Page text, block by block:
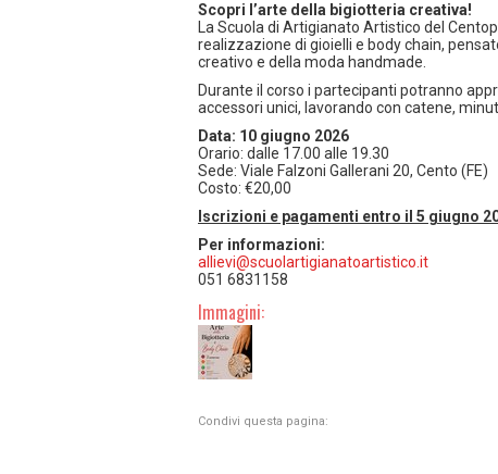
Scopri l’arte della bigiotteria creativa!
La Scuola di Artigianato Artistico del
realizzazione di gioielli e body chain,
creativo e della moda handmade.
Durante il corso i partecipanti potranno
accessori unici, lavorando con catene,
Data: 10 giugno 2026
Orario: dalle 17.00 alle 19.30
Sede: Viale Falzoni Gallerani 20, Cento (FE)
Costo: €20,00
Iscrizioni e pagamenti entro il 5 giugno
Per informazioni:
allievi@scuolartigianatoartistico.it
051 6831158
Immagini:
Condivi questa pagina: